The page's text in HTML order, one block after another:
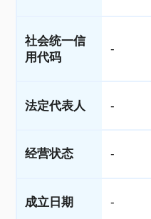
社会统一信
用代码
-
法定代表人 -
经营状态 -
成立日期 -